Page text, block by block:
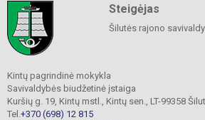
Steigėjas
Šilutės rajono
Kintų pagrindinė mokykla
Savivaldybės biudžetinė įstaiga
Kuršių g. 19, Kintų mstl., Kintų sen., LT-99358
Tel. +370 (698) 12 815